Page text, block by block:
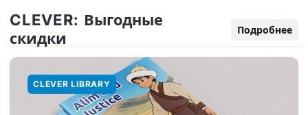
CLEVER: Выгодные
скидки
Подробнее
CLEVER LIBRARY